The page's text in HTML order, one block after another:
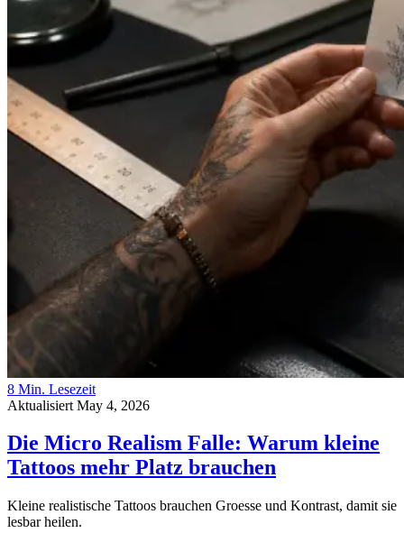
8 Min. Lesezeit
Aktualisiert May 4, 2026
Die Micro Realism Falle: Warum kleine
Tattoos mehr Platz brauchen
Kleine realistische Tattoos brauchen Groesse und Kontrast, damit sie
lesbar heilen.